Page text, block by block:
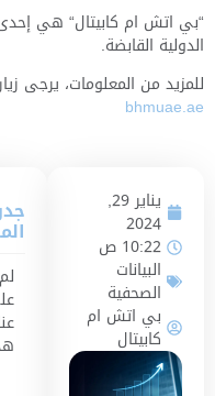
يناير 29,
2024
10:22 ص
البيانات
الصحفية
بي اتش ام
كابيتال
“بي اتش ام كابيتال“ هي إحدى
الدولية القابضة.
للمزيد من المعلومات، يرجى
bhmuae.ae